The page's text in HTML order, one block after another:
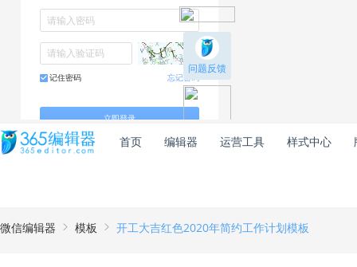
首页 编辑器 运营工具 样式中心
微信编辑器 模板 开工大吉红色2020年简约工作计划模板